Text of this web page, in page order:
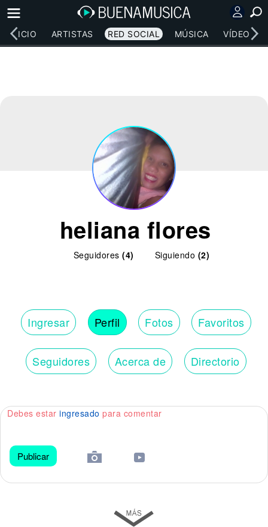
INICIO ARTISTAS RED SOCIAL MÚSICA VÍDEOS
heliana flores
Seguidores (4) Siguiendo (2)
Ingresar Perfil Fotos Favoritos
Seguidores Acerca de Directorio
Debes estar ingresado para comentar
Publicar